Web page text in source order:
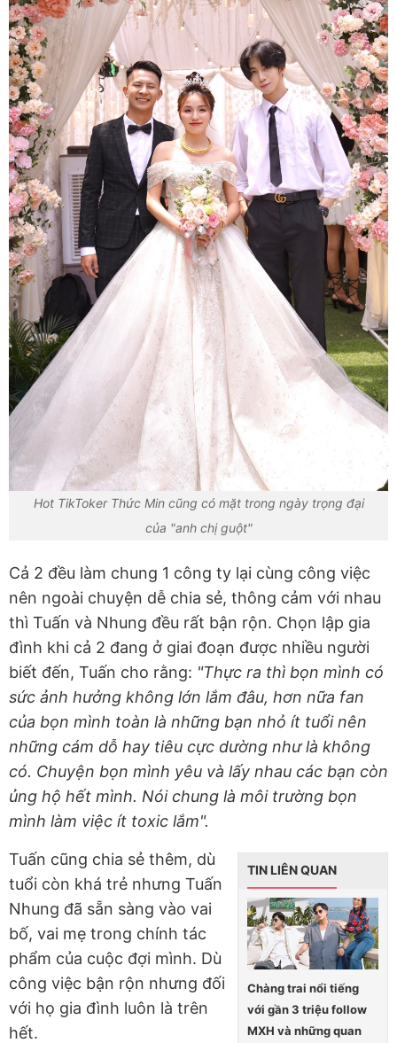
Hot TikToker Thức Min cũng có mặt trong ngày trọng đại
của "anh chị guột"
Cả 2 đều làm chung 1 công ty lại cùng công việc
nên ngoài chuyện dễ chia sẻ, thông cảm với nhau
thì Tuấn và Nhung đều rất bận rộn. Chọn lập gia
đình khi cả 2 đang ở giai đoạn được nhiều người
biết đến, Tuấn cho rằng: "Thực ra thì bọn mình có
sức ảnh hưởng không lớn lắm đâu, hơn nữa fan
của bọn mình toàn là những bạn nhỏ ít tuổi nên
những cám dỗ hay tiêu cực dường như là không
có. Chuyện bọn mình yêu và lấy nhau các bạn còn
ủng hộ hết mình. Nói chung là môi trường bọn
mình làm việc ít toxic lắm".
TIN LIÊN QUAN
Chàng trai nổi tiếng
với gần 3 triệu follow
MXH và những quan
Tuấn cũng chia sẻ thêm, dù
tuổi còn khá trẻ nhưng Tuấn
Nhung đã sẵn sàng vào vai
bố, vai mẹ trong chính tác
phẩm của cuộc đợi mình. Dù
công việc bận rộn nhưng đối
với họ gia đình luôn là trên
hết.